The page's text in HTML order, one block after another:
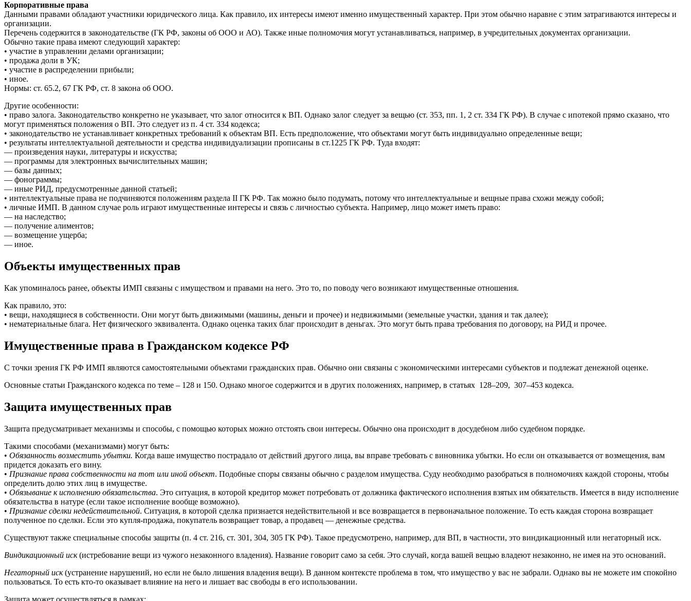
Корпоративные права
Данными правами обладают участники юридического лица. Как правило, их интересы имеют именно имущественный характер. При этом обычно наравне с этим затрагиваются интересы и
организации.
Перечень содержится в законодательстве (ГК РФ, законы об ООО и АО). Также иные полномочия могут устанавливаться, например, в учредительных документах организации.
Обычно такие права имеют следующий характер:
• участие в управлении делами организации;
• продажа доли в УК;
• участие в распределении прибыли;
• иное.
Нормы: ст. 65.2, 67 ГК РФ, ст. 8 закона об ООО.
Другие особенности:
• право залога. Законодательство конкретно не указывает, что залог относится к ВП. Однако залог следует за вещью (ст. 353, пп. 1, 2 ст. 334 ГК РФ). В случае с ипотекой прямо сказано, что
могут применяться положения о ВП. Это следует из п. 4 ст. 334 кодекса;
• законодательство не устанавливает конкретных требований к объектам ВП. Есть предположение, что объектами могут быть индивидуально определенные вещи;
• результаты интеллектуальной деятельности и средства индивидуализации прописаны в ст.1225 ГК РФ. Туда входят:
— произведения науки, литературы и искусства;
— программы для электронных вычислительных машин;
— базы данных;
— фонограммы;
— иные РИД, предусмотренные данной статьей;
• интеллектуальные права не подчиняются положениям раздела II ГК РФ. Так можно было подумать, потому что интеллектуальные и вещные права схожи между собой;
• личные ИМП. В данном случае роль играют имущественные интересы и связь с личностью субъекта. Например, лицо может иметь право:
— на наследство;
— получение алиментов;
— возмещение ущерба;
— иное.
Объекты имущественных прав
Как упоминалось ранее, объекты ИМП связаны с имуществом и правами на него. Это то, по поводу чего возникают имущественные отношения.
Как правило, это:
• вещи, находящиеся в собственности. Они могут быть движимыми (машины, деньги и прочее) и недвижимыми (земельные участки, здания и так далее);
• нематериальные блага. Нет физического эквивалента. Однако оценка таких благ происходит в деньгах. Это могут быть права требования по договору, на РИД и прочее.
Имущественные права в Гражданском кодексе РФ
С точки зрения ГК РФ ИМП являются самостоятельными объектами гражданских прав. Обычно они связаны с экономическими интересами субъектов и подлежат денежной оценке.
Основные статьи Гражданского кодекса по теме – 128 и 150. Однако многое содержится и в других положениях, например, в статьях 128–209, 307–453 кодекса.
Защита имущественных прав
Защита предусматривает механизмы и способы, с помощью которых можно отстоять свои интересы. Обычно она происходит в досудебном либо судебном порядке.
Такими способами (механизмами) могут быть:
• Обязанность возместить убытки. Когда ваше имущество пострадало от действий другого лица, вы вправе требовать с виновника убытки. Но если он отказывается от возмещения, вам
придется доказать его вину.
• Признание права собственности на тот или иной объект. Подобные споры связаны обычно с разделом имущества. Суду необходимо разобраться в полномочиях каждой стороны, чтобы
определить долю этих лиц в имуществе.
• Обязывание к исполнению обязательства. Это ситуация, в которой кредитор может потребовать от должника фактического исполнения взятых им обязательств. Имеется в виду исполнение
обязательства в натуре (если такое исполнение вообще возможно).
• Признание сделки недействительной. Ситуация, в которой сделка признается недействительной и все возвращается в первоначальное положение. То есть каждая сторона возвращает
полученное по сделки. Если это купля-продажа, покупатель возвращает товар, а продавец — денежные средства.
Существуют также специальные способы защиты (п. 4 ст. 216, ст. 301, 304, 305 ГК РФ). Такое предусмотрено, например, для ВП, в частности, это виндикационный или негаторный иск.
Виндикационный иск(истребование вещи из чужого незаконного владения). Название говорит само за себя. Это случай, когда вашей вещью владеют незаконно, не имея на это оснований.
Негаторный иск(устранение нарушений, но если не было лишения владения вещи). В данном контексте проблема в том, что имущество у вас не забрали. Однако вы не можете им спокойно
пользоваться. То есть кто-то оказывает влияние на него и лишает вас свободы в его использовании.
Защита может осуществляться в рамках: